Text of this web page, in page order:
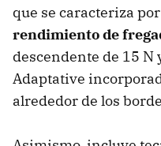
que se caracteriza
rendimiento de
descendente de 15 N
Adaptative
alrededor de los